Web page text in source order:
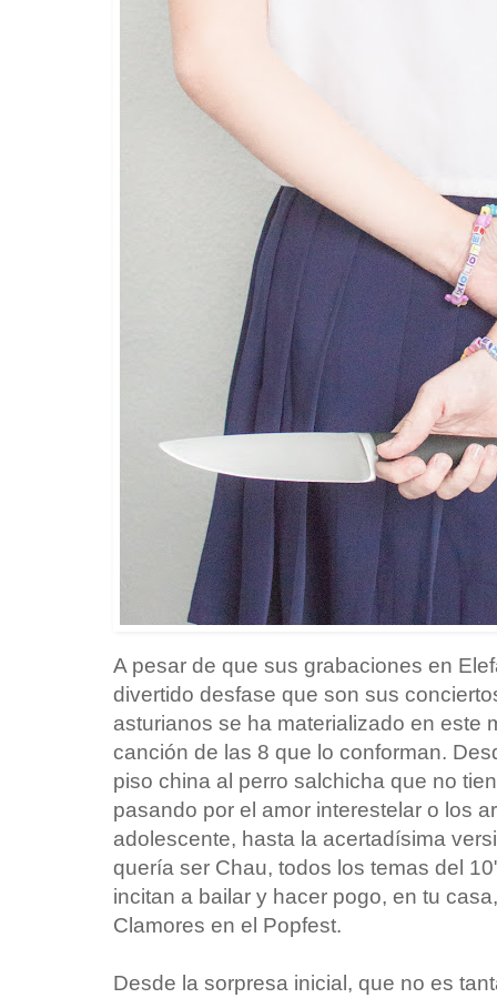
A pesar de que sus grabaciones en
divertido desfase que son sus
asturianos se ha materializado en este
canción de las 8 que lo conforman.
piso china al perro salchicha que no
pasando por el amor interestelar o los
adolescente, hasta la acertadísima
quería ser Chau, todos los temas del
incitan a bailar y hacer pogo, en tu
Clamores en el Popfest.
Desde la sorpresa inicial, que no es